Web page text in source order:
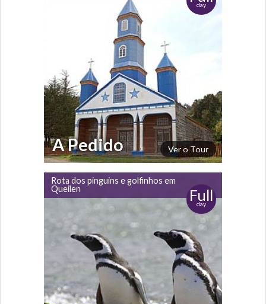
day
Ver o Tour
A Pedido
Rota dos pinguins e golfinhos em
Queilen
Full
day